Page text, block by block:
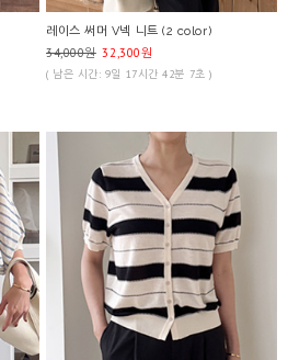
레이스 써머 V넥 니트 (2 color)
34,000원 32,300원
( 남은 시간: 9일 17시간 42분 7초 )